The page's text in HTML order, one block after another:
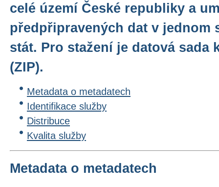
celé území České republiky a
předpřipravených dat v jednom
stát. Pro stažení je datová sada
(ZIP).
Metadata o metadatech
Identifikace služby
Distribuce
Kvalita služby
Metadata o metadatech